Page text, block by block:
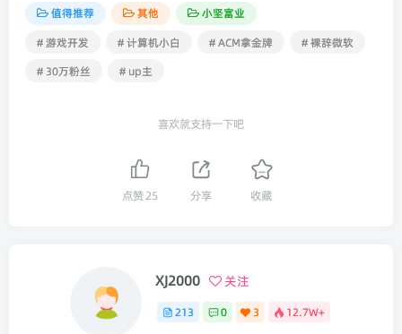
值得推荐 其他
小坚富业
# 游戏开发
# 计算机小白 # ACM拿金牌
# 裸辞微软
# 30万粉丝
# up主
喜欢就支持一下吧
点赞25 分享 收藏
XJ2000 关注
213 0 3 12.7W+